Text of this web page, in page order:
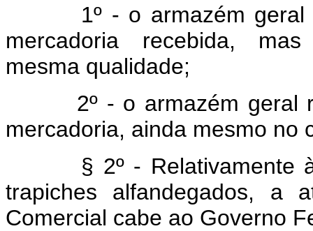
1º - o armazém geral
mercadoria recebida,
mesma qualidade;
2º - o armazém geral
mercadoria, ainda mesmo no
§ 2º - Relativamente
trapiches alfandegados, a
Comercial cabe ao Governo